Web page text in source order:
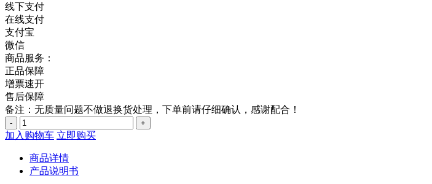
线下支付
在线支付
支付宝
微信
商品服务：
正品保障
增票速开
售后保障
备注：无质量问题不做退换货处理，下单前请仔细确认，感谢配合！
- +
加入购物车 立即购买
商品详情
产品说明书